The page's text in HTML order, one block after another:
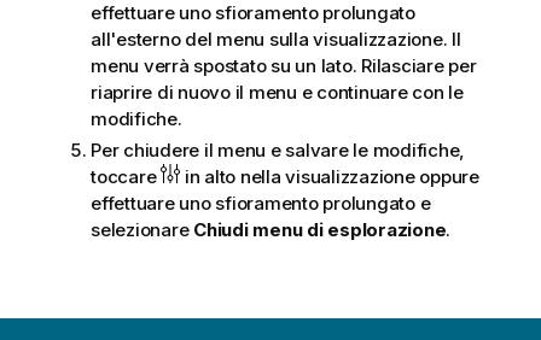
effettuare uno sfioramento prolungato
all'esterno del menu sulla visualizzazione. Il
menu verrà spostato su un lato. Rilasciare per
riaprire di nuovo il menu e continuare con le
modifiche.
Per chiudere il menu e salvare le modifiche,
toccare
in alto nella visualizzazione oppure
effettuare uno sfioramento prolungato e
selezionare Chiudi menu di esplorazione.